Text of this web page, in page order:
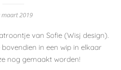
maart 2019
van Sofie (Wisj design).
in een wip in elkaar
nog gemaakt worden!